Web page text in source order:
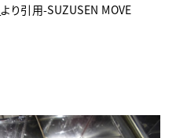
より引用-SUZUSEN MOVE